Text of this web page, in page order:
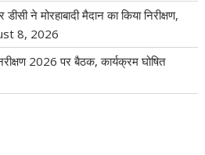
ने मोरहाबादी मैदान का किया निरीक्षण,
8, 2026
2026 पर बैठक, कार्यक्रम घोषित